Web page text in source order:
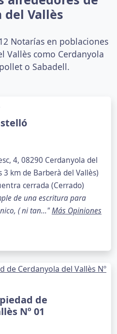
del Vallès
Notarías en poblaciones
Vallès como Cerdanyola
o Sabadell.
4, 08290 Cerdanyola del
km de Barberà del Vallès)
cerrada (Cerrado)
de una escritura para
( ni tan..."Más Opiniones
de
Nº 01